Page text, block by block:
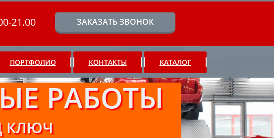
21.00 ЗАКАЗАТЬ ЗВОНОК
ПОРТФОЛИО КОНТАКТЫ КАТАЛОГ
РАБОТЫ
КЛЮЧ